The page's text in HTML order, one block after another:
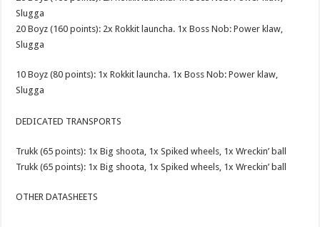
Slugga
20 Boyz (160 points): 2x Rokkit launcha. 1x Boss Nob: Power klaw,
Slugga
10 Boyz (80 points): 1x Rokkit launcha. 1x Boss Nob: Power klaw,
Slugga
DEDICATED TRANSPORTS
Trukk (65 points): 1x Big shoota, 1x Spiked wheels, 1x Wreckin’ ball
Trukk (65 points): 1x Big shoota, 1x Spiked wheels, 1x Wreckin’ ball
OTHER DATASHEETS